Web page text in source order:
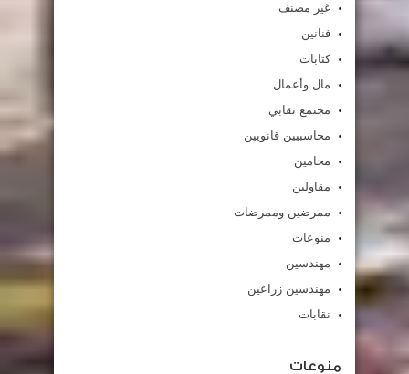
غير مصنف
فنانين
كتابات
مال وأعمال
مجتمع نقابي
محاسبيين قانويين
محامين
مقاولين
ممرضين وممرضات
منوعات
مهندسين
مهندسين زراعين
نقابات
منوعات